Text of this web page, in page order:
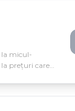
la micul-
prețuri care